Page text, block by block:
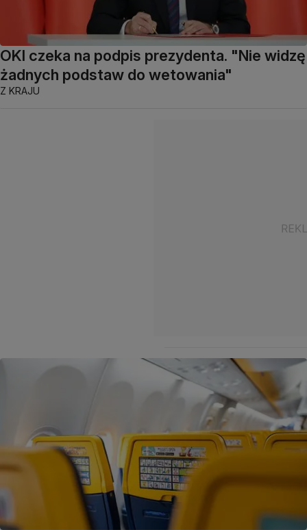
OKI czeka na podpis prezydenta. "Nie widzę
żadnych podstaw do wetowania"
Z KRAJU